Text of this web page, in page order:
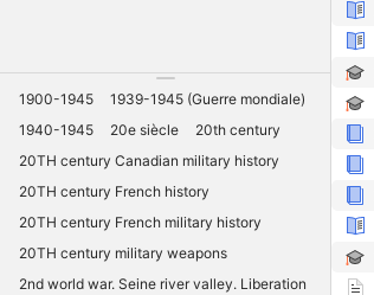
1900-1945
1939-1945 (Guerre mondiale)
1940-1945
20e siècle
20th century
20TH century Canadian military history
20TH century French history
20TH century French military history
20TH century military weapons
2nd world war. Seine river valley. Liberation